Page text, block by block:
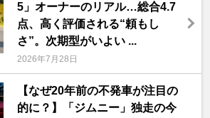
5」オーナーのリアル…総合4.7
点、高く評価される“頼もし
さ”。次期型がいよい ...
2026年7月28日
【なぜ20年前の不発車が注目の
的に？】「ジムニー」独走の今